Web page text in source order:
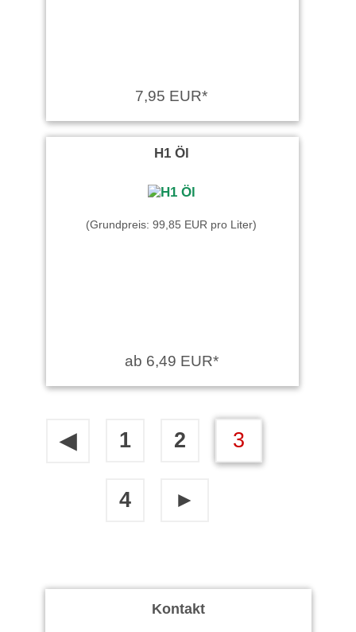
7,95 EUR*
H1 Öl
(Grundpreis: 99,85 EUR pro Liter)
ab 6,49 EUR*
◀ 1 2 3
4 ►
Kontakt